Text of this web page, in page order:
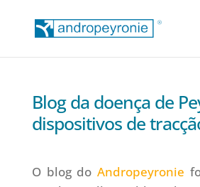
Blog da doença de
dispositivos de
O blog do Andropeyronie